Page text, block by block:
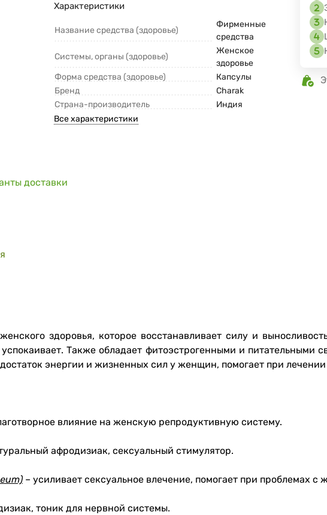
Характеристики
Название средства (здоровье)
Фирменные
средства
Системы, органы (здоровье)
Женское
здоровье
Форма средства (здоровье)
Капсулы
Бренд
Charak
Страна-производитель
Индия
Все характеристики
доставки
здоровья, которое восстанавливает силу и
Также обладает фитоэстрогенными и питательными
энергии и жизненных сил у женщин, помогает при
влияние на женскую репродуктивную систему.
афродизиак, сексуальный стимулятор.
– усиливает сексуальное влечение, помогает при проблемах с
тоник для нервной системы.